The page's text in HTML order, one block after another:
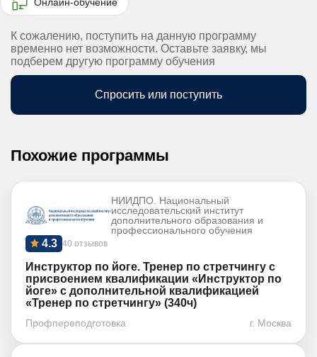
К сожалению, поступить на данную программу
временно нет возможности. Оставьте заявку, мы
подберем другую программу обучения
Спросить или поступить
Похожие программы
НИИДПО. Национальный
исследовательский институт
дополнительного образования и
профессионального обучения
40 отзывов
4.3
Инструктор по йоге. Тренер по стретчингу с
присвоением квалификации «Инструктор по
йоге» с дополнительной квалификацией
«Тренер по стретчингу» (340ч)
Профпереподготовка г. Москва